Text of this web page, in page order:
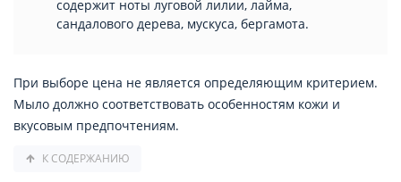
содержит ноты луговой лилии, лайма,
сандалового дерева, мускуса, бергамота.
При выборе цена не является определяющим критерием.
Мыло должно соответствовать особенностям кожи и
вкусовым предпочтениям.
К СОДЕРЖАНИЮ